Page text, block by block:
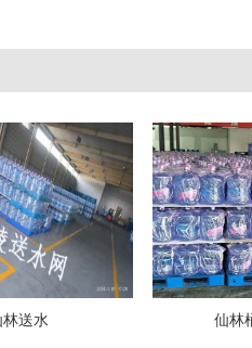
林送水 仙林